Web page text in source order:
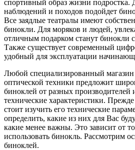
спортивный образ жизни
наблюдений и походов подойдет
Все заядлые театралы имеют
бинокли. Для моряков и людей,
отличным подарком станут
Также существует современный
удобный для эксплуатации
Любой специализированный
оптической техники предложит
биноклей от разных
технические характеристики.
стоит изучить его технические
определить, какие из них для Вас
какие менее важны. Это зависит от
использовать бинокль. Рассмотрим
биноклей.